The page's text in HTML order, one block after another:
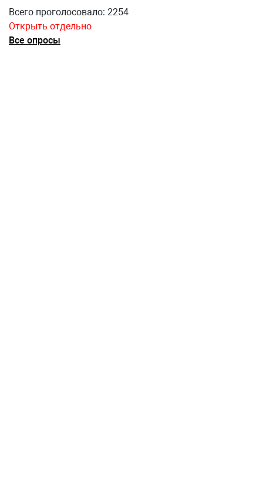
Всего проголосовало: 2254
Открыть отдельно
Все опросы